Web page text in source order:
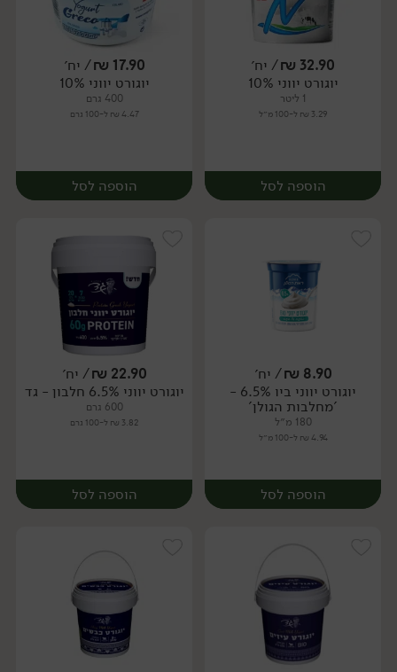
יח׳ יח׳
32.90
₪/ יח׳
יוגורט יווני 10%
1 ליטר
3.29 ₪ ל-100 מ״ל
הוספה לסל
יח׳
17.90
₪/ יח׳
יוגורט יווני 10%
400 גרם
4.47 ₪ ל-100 גרם
הוספה לסל
יח׳
8.90
₪/ יח׳
יוגורט יווני ביו 6.5% -
'מחלבות הגולן'
180 מ״ל
4.94 ₪ ל-100 מ״ל
הוספה לסל
22.90
₪/ יח׳
יוגורט יווני 6.5% חלבון - גד
600 גרם
3.82 ₪ ל-100 גרם
הוספה לסל